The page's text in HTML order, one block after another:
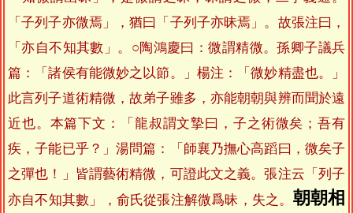
「子列子亦微焉」，猶曰「子列子亦昧焉」。故張注曰，
「亦自不知其數」。○陶鴻慶曰：微謂精微。孫卿子議兵
篇：「諸侯有能微妙之以節。」楊注：「微妙精盡也。」
此言列子道術精微，故弟子雖多，亦能朝朝與辨而聞於遠
近也。本篇下文：「龍叔謂文摯曰，子之術微矣；吾有
疾，子能已乎？」湯問篇：「師襄乃撫心高蹈曰，微矣子
之彈也！」皆謂藝術精微，可證此文之義。張注云「列子
亦自不知其數」，俞氏從張注解微爲昧，失之。 朝朝相